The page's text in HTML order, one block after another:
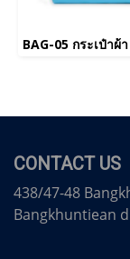
CONTACT US
438/47-48
Bangkhuntiean